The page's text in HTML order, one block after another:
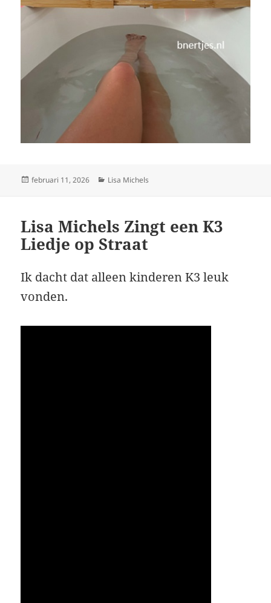
Geplaatst
februari 11, 2026 Categorieën
Lisa Michels
Lisa Michels Zingt een K3
Liedje op Straat
Ik dacht dat alleen kinderen K3 leuk
vonden.